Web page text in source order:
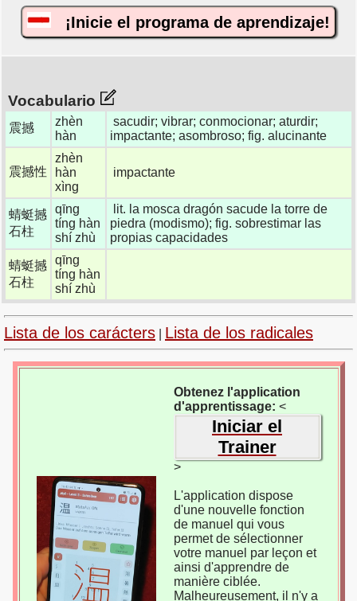
¡Inicie el programa de aprendizaje!
Vocabulario
震撼
zhèn
hàn
sacudir; vibrar; conmocionar; aturdir;
impactante; asombroso; fig. alucinante
震撼性
zhèn
hàn
xìng
impactante
蜻蜓撼
石柱
qīng
tíng hàn
shí zhù
lit. la mosca dragón sacude la torre de
piedra (modismo); fig. sobrestimar las
propias capacidades
蜻蜓撼
石柱
qīng
tíng hàn
shí zhù
Lista de los carácters Lista de los radicales
Obtenez l'application
d'apprentissage: <
Iniciar el
Trainer
>
L'application dispose
d'une nouvelle fonction
de manuel qui vous
permet de sélectionner
votre manuel par leçon et
ainsi d'apprendre de
manière ciblée.
Malheureusement, il n'y a